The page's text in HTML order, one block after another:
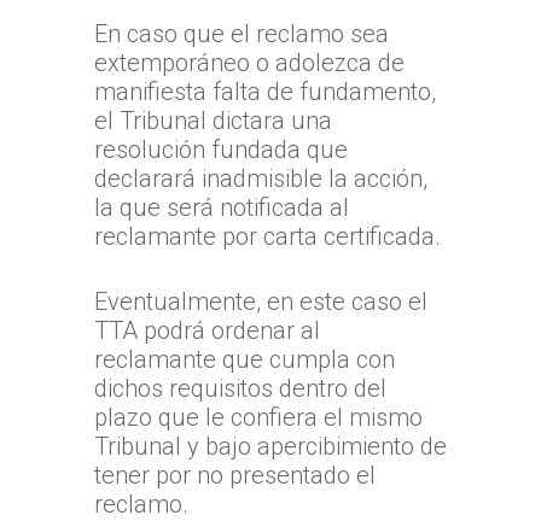
En caso que el reclamo sea
extemporáneo o adolezca de
manifiesta falta de fundamento,
el Tribunal dictara una
resolución fundada que
declarará inadmisible la acción,
la que será notificada al
reclamante por carta certificada.
Eventualmente, en este caso el
TTA podrá ordenar al
reclamante que cumpla con
dichos requisitos dentro del
plazo que le confiera el mismo
Tribunal y bajo apercibimiento de
tener por no presentado el
reclamo.